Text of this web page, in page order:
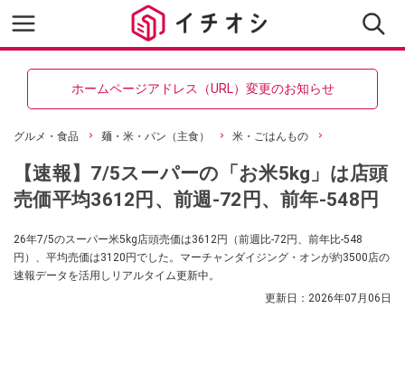
ホームページアドレス（URL）変更のお知らせ
グルメ・食品 麺・米・パン（主食） 米・ごはんもの
【速報】7/5スーパーの「お米5kg」は店頭
売価平均3612円、前週-72円、前年-548円
26年7/5のスーパー米5kg店頭売価は3612円（前週比-72円、前年比-548
円）、平均売価は3120円でした。マーチャンダイジング・オンが約3500店の
速報データを活用しリアルタイム更新中。
更新日： 2026年07月06日